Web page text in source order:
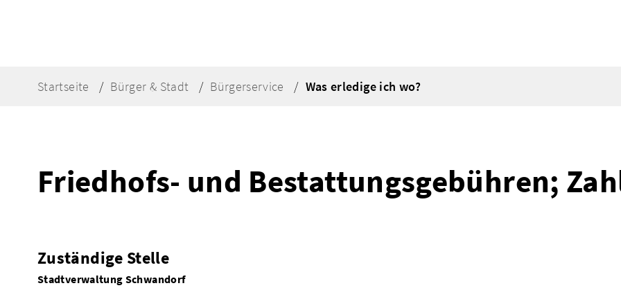
Startseite Bürger & Stadt Bürgerservice Was erledige ich wo?
Friedhofs- und Bestattungsgebühren;
Zuständige Stelle
Stadtverwaltung Schwandorf